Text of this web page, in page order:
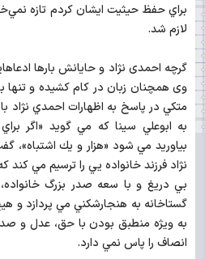
براي حفظ حيثيت ايشان کردم تازه
لازم شد.
گرچه احمدی نژاد و حایانش بارها
وی همچنان زبان در کام کشيده و تنها
متكي در پاسخ به اظهارات احمدي نژاد
به ابوعلي سينا كه مي گويد «اگر براي
بياوريد مي شود «هزار و يك اشتباه»،
نژاد فرزند خانواده يي را ترسيم مي
بي دريغ و با سعه صدر بزرگ
گستاخانه به هنجارشكني مي پردازد و
به ويژه منطبق بودن با حق، عدل و
انصاف را پاس نمي دارد.